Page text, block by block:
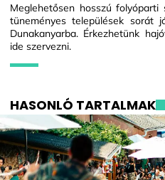
Meglehetősen hosszú folyóparti
tüneményes települések sorát
Dunakanyarba. Érkezhetünk
ide szervezni.
HASONLÓ TARTALMAK